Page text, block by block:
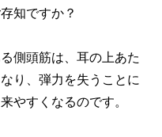
知ですか？
側頭筋は、耳の上あた
り、弾力を失うことに
やすくなるのです。